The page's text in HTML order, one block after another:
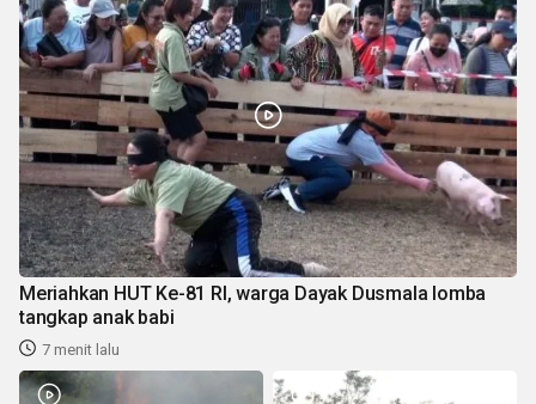
Meriahkan HUT Ke-81 RI, warga Dayak Dusmala lomba
tangkap anak babi
7 menit lalu